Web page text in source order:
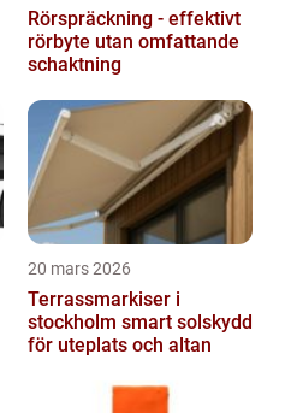
Rörspräckning - effektivt
rörbyte utan omfattande
schaktning
20 mars 2026
Terrassmarkiser i
stockholm smart solskydd
för uteplats och altan